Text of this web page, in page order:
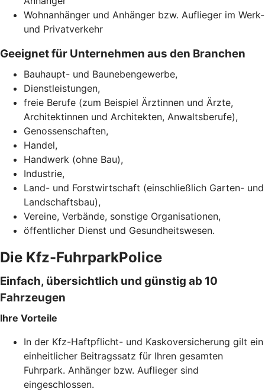
Wohnanhänger und Anhänger bzw. Auflieger im Werk-
und Privatverkehr
Geeignet für Unternehmen aus den Branchen
Bauhaupt- und Baunebengewerbe,
Dienstleistungen,
freie Berufe (zum Beispiel Ärztinnen und Ärzte,
Architektinnen und Architekten, Anwaltsberufe),
Genossenschaften,
Handel,
Handwerk (ohne Bau),
Industrie,
Land- und Forstwirtschaft (einschließlich Garten- und
Landschaftsbau),
Vereine, Verbände, sonstige Organisationen,
öffentlicher Dienst und Gesundheitswesen.
Die Kfz-FuhrparkPolice
Einfach, übersichtlich und günstig ab 10
Fahrzeugen
Ihre Vorteile
In der Kfz-Haftpflicht- und Kaskoversicherung gilt ein
einheitlicher Beitragssatz für Ihren gesamten
Fuhrpark. Anhänger bzw. Auflieger sind
eingeschlossen.